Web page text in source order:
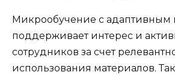
Микрообучение с адаптивным
поддерживает интерес и
сотрудников за счет
использования материалов.